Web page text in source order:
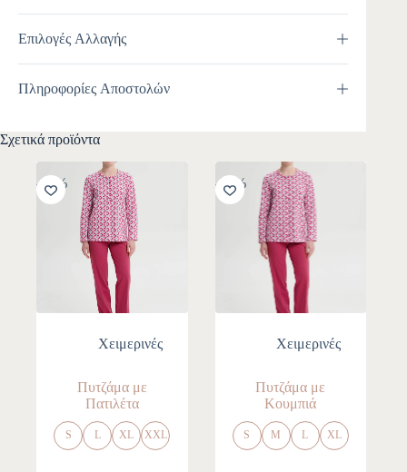
Επιλογές Αλλαγής
Πληροφορίες Αποστολών
Σχετικά προϊόντα
-30%
Χειμερινές
Πυτζάμα με
Πατιλέτα
S L XL XXL
-30%
Χειμερινές
Πυτζάμα με
Κουμπιά
S M L XL